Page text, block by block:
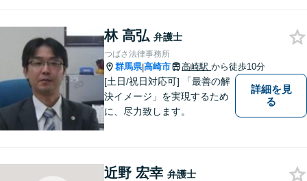
ご相談ください。【完全個
室】【専用駐車場あり】
林 高弘 弁護士
つばさ法律事務所
群馬県|高崎市 高崎駅 から徒歩10分
[土日/祝日対応可] 「最善の解
決イメージ」を実現するため
に、尽力致します。
詳細を見
る
近野 宏幸 弁護士